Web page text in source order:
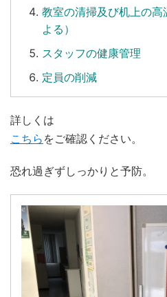
教室の清掃及び机上の
よる）
スタッフの健康管理
定員の削減
詳しくは
こちら をご確認ください。
恐れ過ぎずしっかりと予防。